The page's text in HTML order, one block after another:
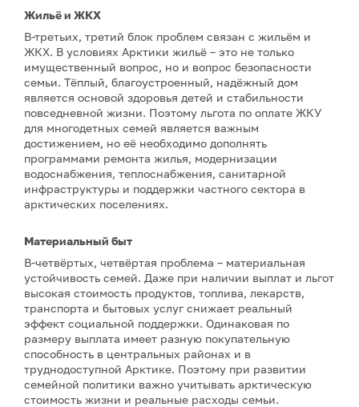
Жильё и ЖКХ
В-третьих, третий блок проблем связан с жильём и
ЖКХ. В условиях Арктики жильё – это не только
имущественный вопрос, но и вопрос безопасности
семьи. Тёплый, благоустроенный, надёжный дом
является основой здоровья детей и стабильности
повседневной жизни. Поэтому льгота по оплате ЖКУ
для многодетных семей является важным
достижением, но её необходимо дополнять
программами ремонта жилья, модернизации
водоснабжения, теплоснабжения, санитарной
инфраструктуры и поддержки частного сектора в
арктических поселениях.
Материальный быт
В-четвёртых, четвёртая проблема – материальная
устойчивость семей. Даже при наличии выплат и льгот
высокая стоимость продуктов, топлива, лекарств,
транспорта и бытовых услуг снижает реальный
эффект социальной поддержки. Одинаковая по
размеру выплата имеет разную покупательную
способность в центральных районах и в
труднодоступной Арктике. Поэтому при развитии
семейной политики важно учитывать арктическую
стоимость жизни и реальные расходы семьи.